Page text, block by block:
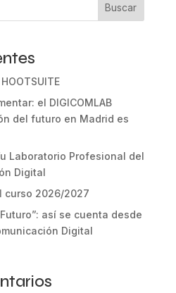
Buscar
el DIGICOMLAB
del futuro en Madrid es
Laboratorio Profesional del
Digital
curso 2026/2027
así se cuenta desde
Digital